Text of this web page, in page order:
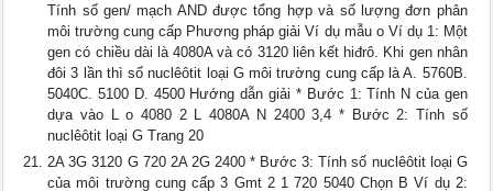
Tính số gen/ mạch AND được tổng hợp và số lượng đơn phân
môi trường cung cấp Phương pháp giải Ví dụ mẫu o Ví dụ 1: Một
gen có chiều dài là 4080A và có 3120 liên kết hiđrô. Khi gen nhân
đôi 3 lần thì số nuclêôtit loại G môi trường cung cấp là A. 5760B.
5040C. 5100 D. 4500 Hướng dẫn giải * Bước 1: Tính N của gen
dựa vào L o 4080 2 L 4080A N 2400 3,4 * Bước 2: Tính số
nuclêôtit loại G Trang 20
2A 3G 3120 G 720 2A 2G 2400 * Bước 3: Tính số nuclêôtit loại G
của môi trường cung cấp 3 Gmt 2 1 720 5040 Chọn B Ví dụ 2: